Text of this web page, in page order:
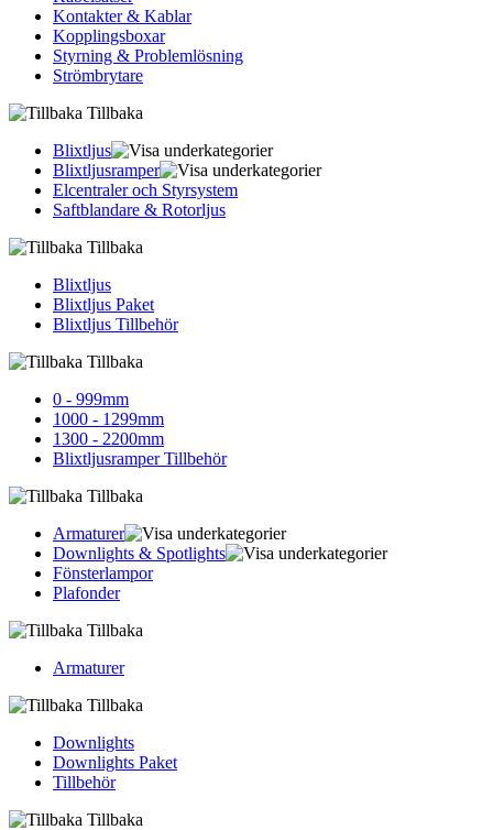
Kontakter & Kablar
Kopplingsboxar
Styrning & Problemlösning
Strömbrytare
Tillbaka
Blixtljus
Blixtljusramper
Elcentraler och Styrsystem
Saftblandare & Rotorljus
Tillbaka
Blixtljus
Blixtljus Paket
Blixtljus Tillbehör
Tillbaka
0 - 999mm
1000 - 1299mm
1300 - 2200mm
Blixtljusramper Tillbehör
Tillbaka
Armaturer
Downlights & Spotlights
Fönsterlampor
Plafonder
Tillbaka
Armaturer
Tillbaka
Downlights
Downlights Paket
Tillbehör
Tillbaka